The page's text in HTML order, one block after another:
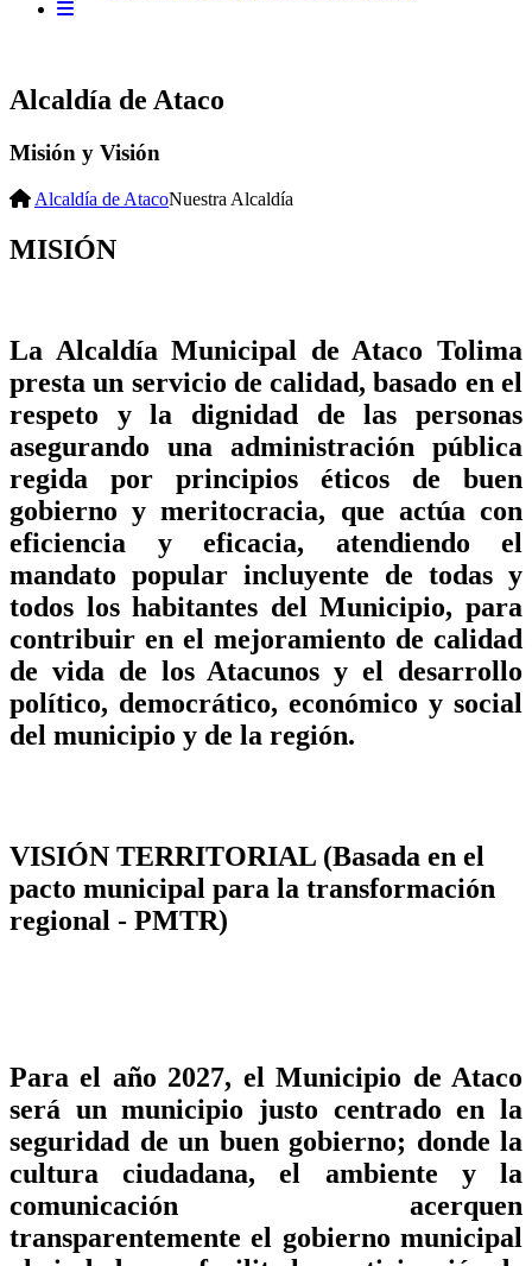
Alcaldía de Ataco
Misión y Visión
Alcaldía de AtacoNuestra Alcaldía
MISIÓN
La Alcaldía Municipal de Ataco Tolima
presta un servicio de calidad, basado en el
respeto y la dignidad de las personas
asegurando una administración pública
regida por principios éticos de buen
gobierno y meritocracia, que actúa con
eficiencia y eficacia, atendiendo el
mandato popular incluyente de todas y
todos los habitantes del Municipio, para
contribuir en el mejoramiento de calidad
de vida de los Atacunos y el desarrollo
político, democrático, económico y social
del municipio y de la región.
VISIÓN TERRITORIAL (Basada en el
pacto municipal para la transformación
regional - PMTR)
Para el año 2027, el Municipio de Ataco
será un municipio justo centrado en la
seguridad de un buen gobierno; donde la
cultura ciudadana, el ambiente y la
comunicación acerquen
transparentemente el gobierno municipal